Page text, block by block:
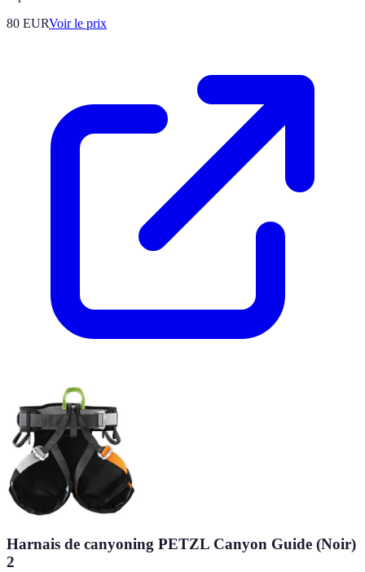
80 EURVoir le prix
Harnais de canyoning PETZL Canyon Guide (Noir)
2